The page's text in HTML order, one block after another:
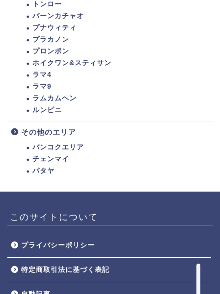
トンロー
バーンカチャオ
プナウィティ
プラカノン
プロンポン
ホイクワン&スティサン
ラマ4
ラマ9
ラムカムヘン
ルンピニ
その他のエリア
バンコクエリア
チェンマイ
パタヤ
このサイトについて
プライバシーポリシー
特定商取引法に基づく表記記事広告・PRのお問い合
わせ